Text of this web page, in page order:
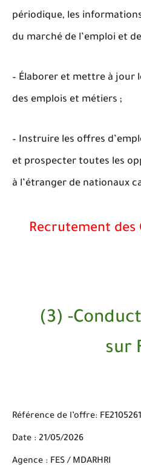
périodique, les
du marché de l’emploi et
– Élaborer et mettre à jour
des emplois et métiers ;
– Instruire les offres
et prospecter toutes les
à l’étranger de nationaux
Recrutement des
(3) -
sur
Référence de l’offre:
Date : 21/05/2026
Agence : FES / MDARHRI